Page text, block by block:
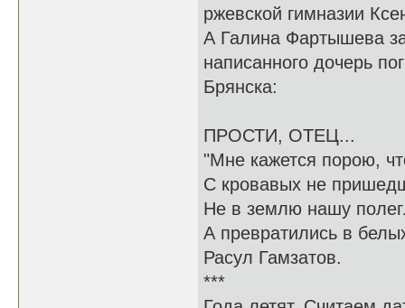
ржевской гимназии
А Галина Фартышева
написанного дочерь
Брянска:
ПРОСТИ, ОТЕЦ...
"Мне кажется порою,
С кровавых не
Не в землю нашу
А превратились в
Расул Гамзатов.
***